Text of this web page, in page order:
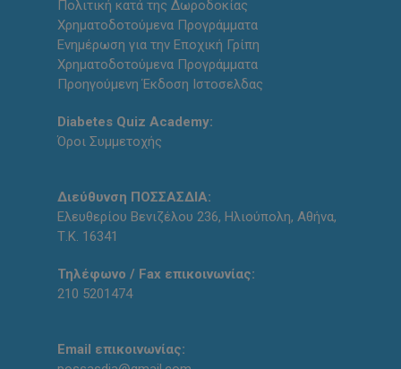
Πολιτική κατά της Δωροδοκίας
Χρηματοδοτούμενα Προγράμματα
Ενημέρωση για την Εποχική Γρίπη
Χρηματοδοτούμενα Προγράμματα
Προηγούμενη Έκδοση Ιστοσελδας
Diabetes Quiz Academy:
Όροι Συμμετοχής
Διεύθυνση ΠΟΣΣΑΣΔΙΑ:
Ελευθερίου Βενιζέλου 236, Ηλιούπολη, Αθήνα,
Τ.Κ. 16341
Τηλέφωνο / Fax επικοινωνίας:
210 5201474
Email επικοινωνίας: